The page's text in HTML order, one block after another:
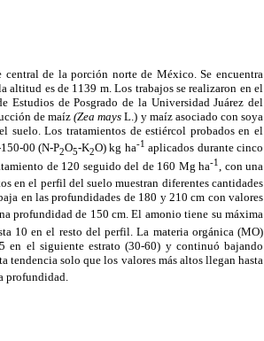
de la porción norte de México. Se encuentra
altitud es de 1139 m. Los trabajos se realizaron en el
de Posgrado de la Universidad Juárez del
de maíz(Zea mays L.) y maíz asociado con soya
Los tratamientos de estiércol probados en el
00 (N-P2O5-K2O) kg ha-1 aplicados durante cinco
de 120 seguido del de 160 Mg ha-1
, con una
en el perfil del suelo muestran diferentes cantidades
en las profundidades de 180 y 210 cm con valores
profundidad de 150 cm. El amonio tiene su máxima
10 en el resto del perfil. La materia orgánica (MO)
en el siguiente estrato (30-60) y continuó bajando
solo que los valores más altos llegan hasta
profundidad.